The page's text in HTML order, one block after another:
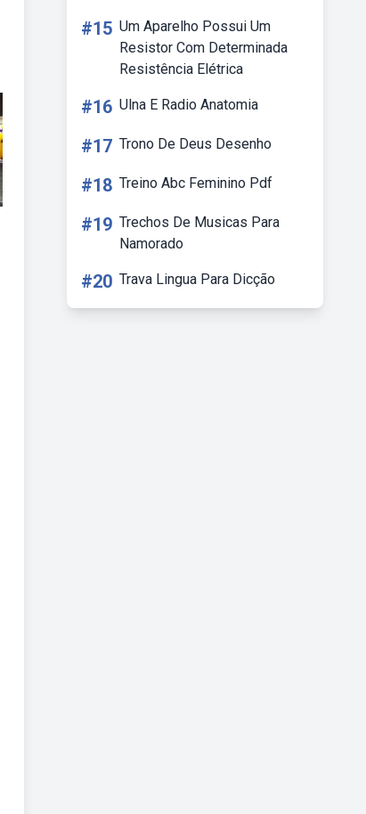
#15 Um Aparelho Possui Um
Resistor Com Determinada
Resistência Elétrica
#16 Ulna E Radio Anatomia
#17 Trono De Deus Desenho
#18 Treino Abc Feminino Pdf
#19 Trechos De Musicas Para
Namorado
#20 Trava Lingua Para Dicção